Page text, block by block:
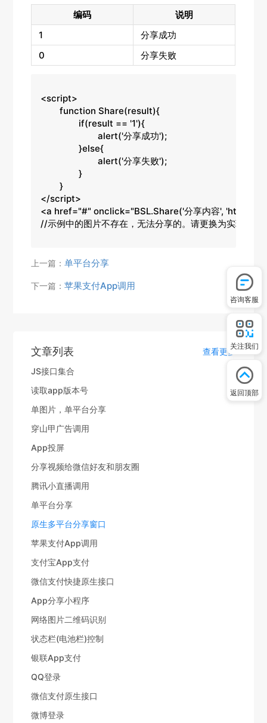
编码
说明
1
分享成功
0
分享失败
<script>
	function Share(result){
			alert('分享成功');
		}else{
			alert('分享失败');
		}
	}
</script>
<a href="#" onclick="BSL.Share('分享内容', 'http://
//示例中的图片不存在，无法分享的。请更换为实现存在
上一篇：单平台分享
下一篇：苹果支付App调用
文章列表
查看更多
JS接口集合
读取app版本号
单图片，单平台分享
穿山甲广告调用
App投屏
分享视频给微信好友和朋友圈
腾讯小直播调用
单平台分享
原生多平台分享窗口
苹果支付App调用
支付宝App支付
微信支付快捷原生接口
App分享小程序
网络图片二维码识别
状态栏(电池栏)控制
银联App支付
QQ登录
微信支付原生接口
微博登录
咨询客服
关注我们
返回顶部